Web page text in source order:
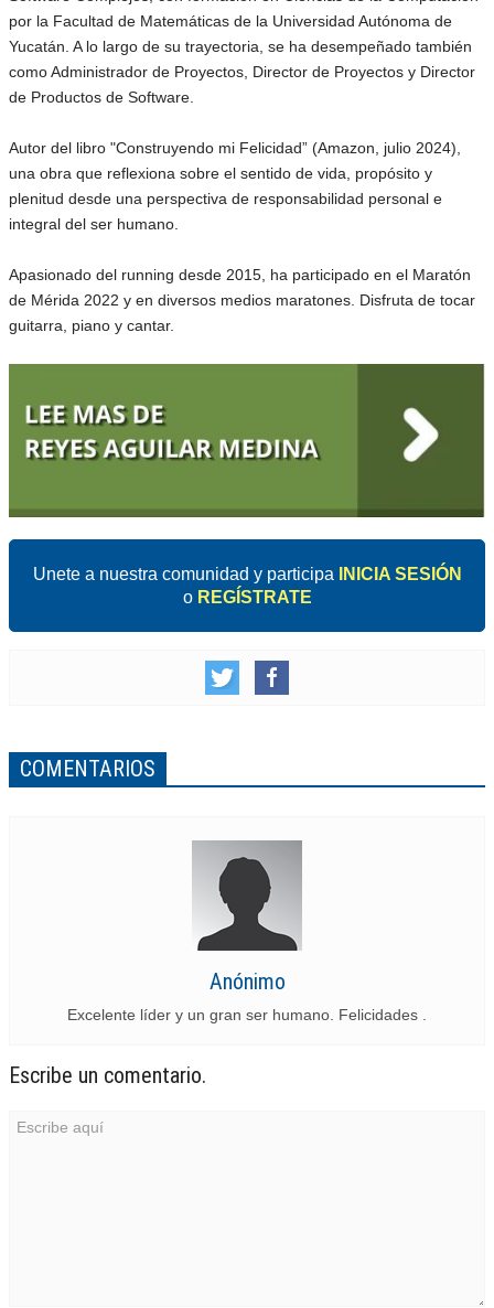
por la Facultad de Matemáticas de la Universidad Autónoma de
Yucatán. A lo largo de su trayectoria, se ha desempeñado también
como Administrador de Proyectos, Director de Proyectos y Director
de Productos de Software.
Autor del libro "Construyendo mi Felicidad” (Amazon, julio 2024),
una obra que reflexiona sobre el sentido de vida, propósito y
plenitud desde una perspectiva de responsabilidad personal e
integral del ser humano.
Apasionado del running desde 2015, ha participado en el Maratón
de Mérida 2022 y en diversos medios maratones. Disfruta de tocar
guitarra, piano y cantar.
Unete a nuestra comunidad y participa
INICIA SESIÓN
o REGÍSTRATE
COMENTARIOS
Anónimo
Excelente líder y un gran ser humano. Felicidades .
Escribe un comentario.